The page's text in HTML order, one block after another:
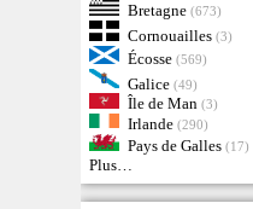
Bretagne (673)
Cornouailles (3)
Écosse (569)
Galice (49)
Île de Man (3)
Irlande (290)
Pays de Galles (17)
Plus…